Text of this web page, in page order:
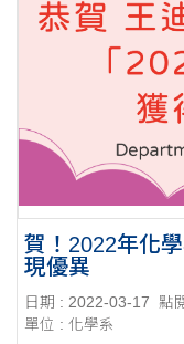
賀！2022年化
現優異
日期 : 2022-03-17
點
單位 : 化學系